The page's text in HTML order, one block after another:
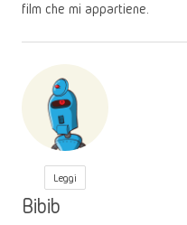
film che mi appartiene.
Leggi
Bibib